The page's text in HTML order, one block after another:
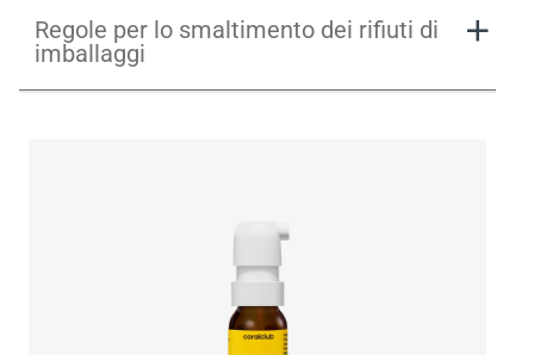
Regole per lo smaltimento dei rifiuti di
imballaggi